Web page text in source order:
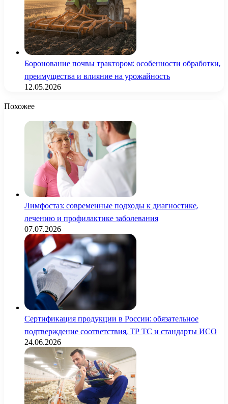
Боронование почвы трактором: особенности обработки,
преимущества и влияние на урожайность
12.05.2026
Похожее
Лимфостаз: современные подходы к диагностике,
лечению и профилактике заболевания
07.07.2026
Сертификация продукции в России: обязательное
подтверждение соответствия, ТР ТС и стандарты ИСО
24.06.2026